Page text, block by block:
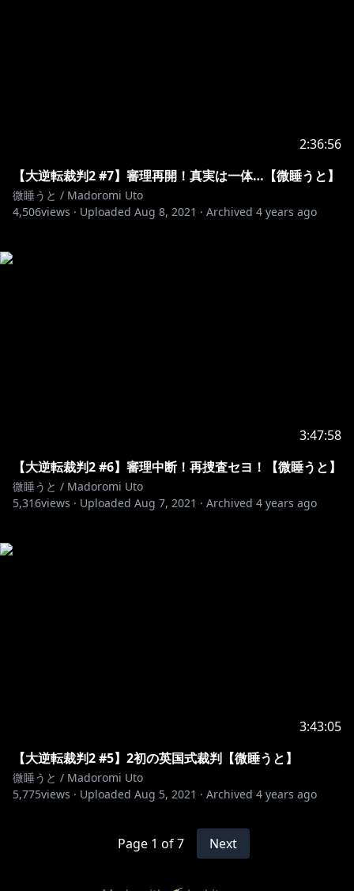
2:36:56
【大逆転裁判2 #7】審理再開！真実は一体…【微睡うと】
微睡うと / Madoromi Uto
4,506views · Uploaded Aug 8, 2021 · Archived 4 years ago
3:47:58
【大逆転裁判2 #6】審理中断！再捜査セヨ！【微睡うと】
微睡うと / Madoromi Uto
5,316views · Uploaded Aug 7, 2021 · Archived 4 years ago
3:43:05
【大逆転裁判2 #5】2初の英国式裁判【微睡うと】
微睡うと / Madoromi Uto
5,775views · Uploaded Aug 5, 2021 · Archived 4 years ago
Page 1 of7 Next